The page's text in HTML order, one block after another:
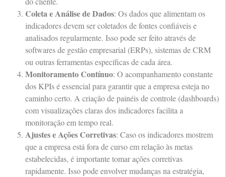
Coleta e Análise de Dados: Os dados que alimentam os
indicadores devem ser coletados de fontes confiáveis e
analisados regularmente. Isso pode ser feito através de
softwares de gestão empresarial (ERPs), sistemas de CRM
ou outras ferramentas específicas de cada área.
Monitoramento Contínuo: O acompanhamento constante
dos KPIs é essencial para garantir que a empresa esteja no
caminho certo. A criação de painéis de controle (dashboards)
com visualizações claras dos indicadores facilita a
monitoração em tempo real.
Ajustes e Ações Corretivas: Caso os indicadores mostrem
que a empresa está fora de curso em relação às metas
estabelecidas, é importante tomar ações corretivas
rapidamente. Isso pode envolver mudanças na estratégia,